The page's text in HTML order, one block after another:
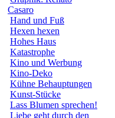
Casaro
Hand und Fuß
Hexen hexen
Hohes Haus
Katastrophe
Kino und Werbung
Kino-Deko
Kühne Behauptungen
Kunst-Stücke
Lass Blumen sprechen!
Liebe geht durch den